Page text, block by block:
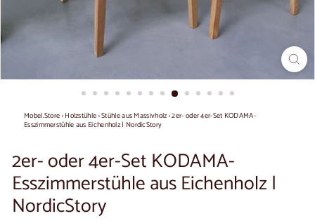
Mobel.Store›Holzstühle›Stühle aus Massivholz›2er- oder 4er-Set KODAMA-
Esszimmerstühle aus Eichenholz | NordicStory
2er- oder 4er-Set KODAMA-
Esszimmerstühle aus Eichenholz |
NordicStory